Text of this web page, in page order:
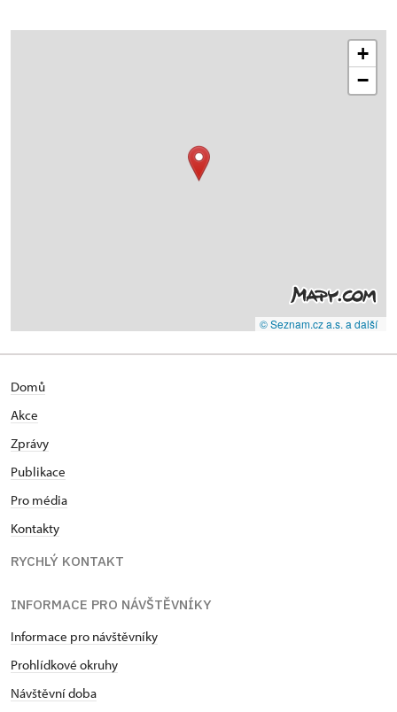
+
−
© Seznam.cz a.s. a další
Domů
Akce
Zprávy
Publikace
Pro média
Kontakty
RYCHLÝ KONTAKT
INFORMACE PRO NÁVŠTĚVNÍKY
Informace pro návštěvníky
Prohlídkové okruhy
Návštěvní doba